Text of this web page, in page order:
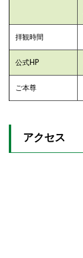
拝観時間
公式HP
ご本尊
アクセス